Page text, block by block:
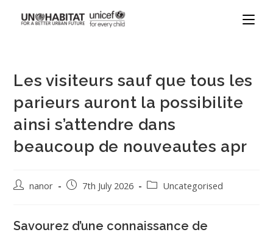
Les visiteurs sauf que tous les
parieurs auront la possibilite
ainsi s’attendre dans
beaucoup de nouveautes apr
nanor 7th July 2026 Uncategorised
Savourez d’une connaissance de